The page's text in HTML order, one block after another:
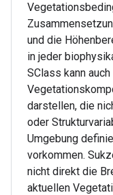
und die
in jeder
SClass kann
darstellen, die
oder
Umgebung
vorkommen.
nicht direkt die
aktuellen